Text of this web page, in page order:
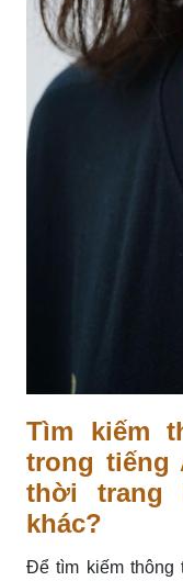
Tìm kiếm
trong tiếng
thời trang
khác?
Để tìm kiếm thông